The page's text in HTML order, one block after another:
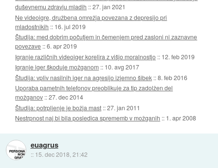
duševnemu zdravju mladih ::27. jan 2021
Ne videoigre, družbena omrežja povezana z depresijo pri
mladostnikih :: 16. jul 2019
Študija: med dobrim počutjem in čemenjem pred zasloni ni zaznavne
povezave ::6. apr 2019
Igranje različnih videoiger korelira z višjo moralnostjo :: 12. feb 2019
Igranje iger škoduje možganom :: 10. avg 2017
Študija: vpliv nasilnih iger na agresijo izjemno šibek ::8. feb 2016
Uporaba pametnih telefonov preoblikuje za tip zadolžen del
možganov ::27. dec 2014
Študija: potrpljenje je božja mast ::27. jan 2011
Nestrpnost naj bi bila posledica sprememb v možganih :: 1. apr 2008
euagrus
:: 15. dec 2018, 21:42